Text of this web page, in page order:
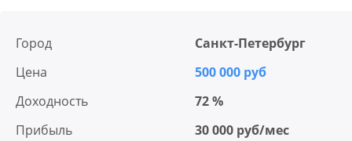
Город
Санкт-Петербург
Цена
500 000 руб
Доходность
72 %
Прибыль
30 000 руб/мес